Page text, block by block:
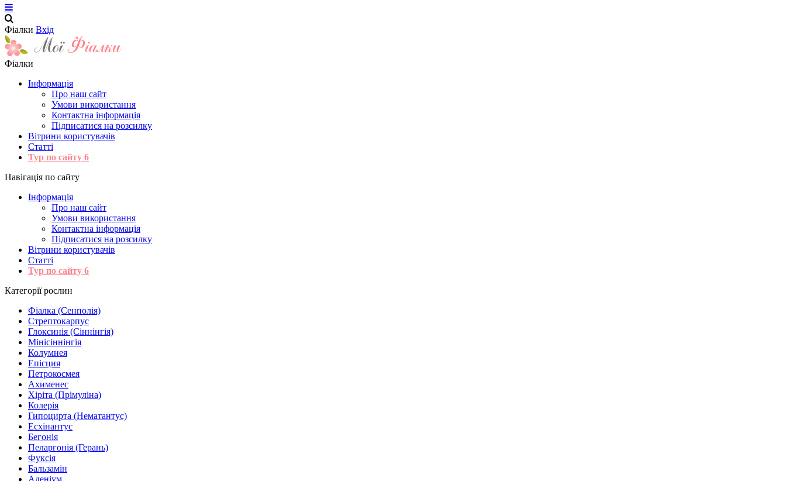
Фіалки Вхід
Фіалки
Інформація
Про наш сайт
Умови використання
Контактна інформація
Підписатися на розсилку
Вітрини користувачів
Статті
Тур по сайту 6
Навігація по сайту
Інформація
Про наш сайт
Умови використання
Контактна інформація
Підписатися на розсилку
Вітрини користувачів
Статті
Тур по сайту 6
Категорії рослин
Фіалка (Сенполія)
Стрептокарпус
Глоксинія (Сіннінгія)
Мінісіннінгія
Колумнея
Епісция
Петрокосмея
Ахименес
Хіріта (Прімуліна)
Колерія
Гипоцирта (Нематантус)
Есхінантус
Бегонія
Пеларгонія (Герань)
Фуксія
Бальзамін
Аденіум